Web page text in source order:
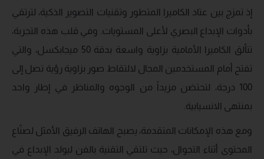
إذ تمزج بين عتاد الكاميرا المتطور وتقنيات التصوير الذكية، لترتقي
بأدوات الإبداع البصري لأعلى المستويات. وفي قلب هذه التجربة،
تتألق الكاميرا الأمامية بزاوية واسعة بدقة 50 ميجابكسل، والتي
تفتح أمام المستخدمين المجال لالتقاط صور بزاوية رؤية تصل إلى
100 درجة، لتحتضن مزيداً من الوجوه والمناظر في إطار واحد
بمنتهى الانسيابية.
ومع هذه الإمكانات المتقدمة، يصبح الهاتف الرفيق الأمثل لصنّاع
المحتوى أثناء التجوال، حيث تلتقي التقنية بالفن ليولد الإبداع في